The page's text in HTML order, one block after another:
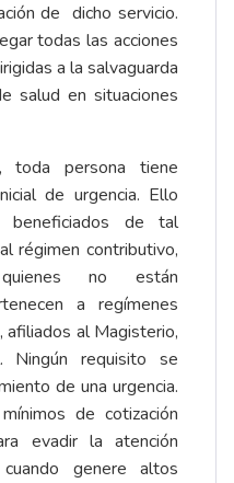
de dicho servicio.
todas las acciones
a la salvaguarda
salud en situaciones
toda persona tiene
de urgencia. Ello
de tal
régimen contributivo,
no están
a regímenes
afiliados al Magisterio,
Ningún requisito se
de una urgencia.
de cotización
evadir la atención
genere altos